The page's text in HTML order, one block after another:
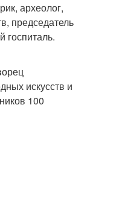
археолог,
председатель
госпиталь.
искусств и
100